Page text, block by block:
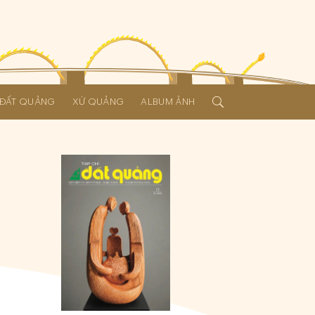
QUẢNG XỨ QUẢNG ALBUM ẢNH